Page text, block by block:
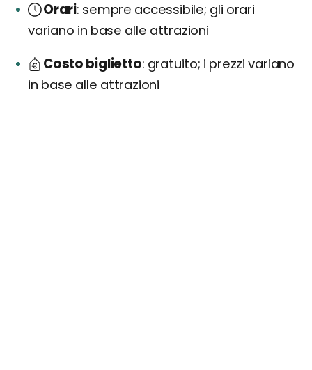
Orari sempre accessibile; gli orari
variano in base alle attrazioni
Costo biglietto gratuito; i prezzi variano
in base alle attrazioni